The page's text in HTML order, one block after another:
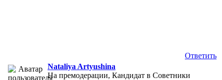
Ответить
Nataliya Artyushina
На премодерации, Кандидат в Советники